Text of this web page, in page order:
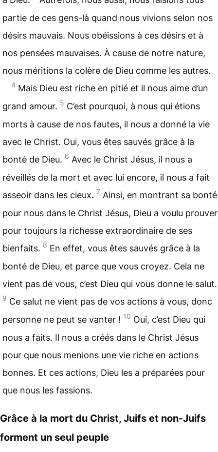
partie de ces gens-là quand nous vivions selon nos
désirs mauvais. Nous obéissions à ces désirs et à
nos pensées mauvaises. À cause de notre nature,
nous méritions la colère de Dieu comme les autres.
4 Mais Dieu est riche en pitié et il nous aime d’un
grand amour. 5 C’est pourquoi, à nous qui étions
morts à cause de nos fautes, il nous a donné la vie
avec le Christ. Oui, vous êtes sauvés grâce à la
bonté de Dieu. 6 Avec le Christ Jésus, il nous a
réveillés de la mort et avec lui encore, il nous a fait
asseoir dans les cieux. 7 Ainsi, en montrant sa bonté
pour nous dans le Christ Jésus, Dieu a voulu prouver
pour toujours la richesse extraordinaire de ses
bienfaits. 8 En effet, vous êtes sauvés grâce à la
bonté de Dieu, et parce que vous croyez. Cela ne
vient pas de vous, c’est Dieu qui vous donne le salut.
9 Ce salut ne vient pas de vos actions à vous, donc
personne ne peut se vanter ! 10 Oui, c’est Dieu qui
nous a faits. Il nous a créés dans le Christ Jésus
pour que nous menions une vie riche en actions
bonnes. Et ces actions, Dieu les a préparées pour
que nous les fassions.
Grâce à la mort du Christ, Juifs et non-Juifs
forment un seul peuple